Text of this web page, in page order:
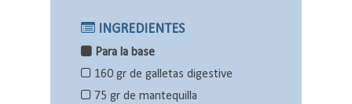
INGREDIENTES
Para la base
160 gr de galletas digestive
75 gr de mantequilla